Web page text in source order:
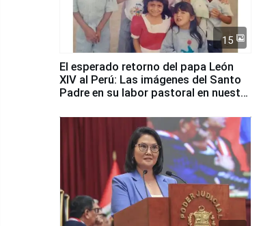
15
El esperado retorno del papa León
XIV al Perú: Las imágenes del Santo
Padre en su labor pastoral en nuestro